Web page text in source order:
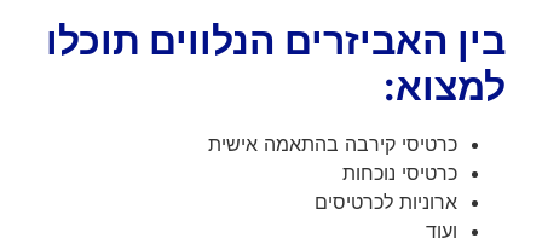
בין האביזרים הנלווים תוכלו
למצוא:
כרטיסי קירבה בהתאמה אישית
כרטיסי נוכחות
ארוניות לכרטיסים
ועוד